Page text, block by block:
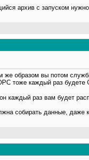
архив с запуском
же образом вы потом
тоже каждый раз будете
каждый раз вам будет
собирать данные, даже